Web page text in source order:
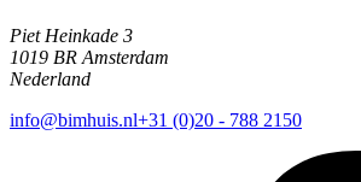
Piet Heinkade 3
1019 BR Amsterdam
Nederland
info@bimhuis.nl+31 (0)20 - 788 2150